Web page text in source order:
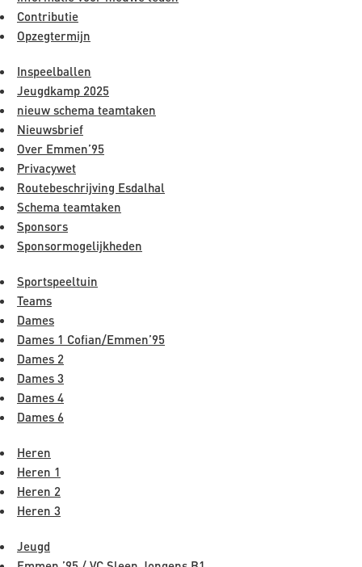
Contributie
Opzegtermijn
Inspeelballen
Jeugdkamp 2025
nieuw schema teamtaken
Nieuwsbrief
Over Emmen’95
Privacywet
Routebeschrijving Esdalhal
Schema teamtaken
Sponsors
Sponsormogelijkheden
Sportspeeltuin
Teams
Dames
Dames 1 Cofian/Emmen’95
Dames 2
Dames 3
Dames 4
Dames 6
Heren
Heren 1
Heren 2
Heren 3
Jeugd